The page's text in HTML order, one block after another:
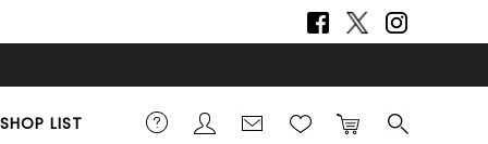
SHOP LIST